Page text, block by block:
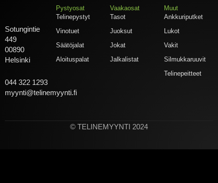
Sotungintie
449
00890
Helsinki
044 322 1293
myynti@telinemyynti.fi
Pystyosat
Telinepystyt
Vinotuet
Säätöjalat
Aloituspalat
Vaakaosat
Tasot
Juoksut
Jokat
Jalkalistat
Muut
Ankkuriputket
Lukot
Vakit
Silmukkaruuvit
Telinepeitteet
© TELINEMYYNTI 2024